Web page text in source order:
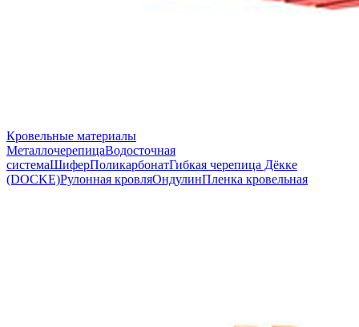
Кровельные материалы
МеталлочерепицаВодосточная
системаШиферПоликарбонатГибкая черепица Дёкке
(DOCKE)Рулонная кровляОндулинПленка кровельная